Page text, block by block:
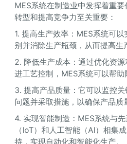
MES系统在制造业中发挥着重
转型和提高竞争力至关重要：
1. 提高生产效率：MES系统可
别并消除生产瓶颈，从而提高生
2. 降低生产成本：通过优化资
进工艺控制，MES系统可以帮助
3. 提高产品质量：它可以监控
问题并采取措施，以确保产品质
4. 实现智能制造：MES系统与
（IoT）和人工智能（AI）相集
持，实现自动化和智能化生产。